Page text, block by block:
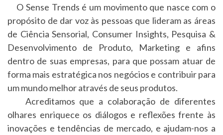
O Sense Trends é um movimento que nasce com o
propósito de dar voz às pessoas que lideram as áreas
de Ciência Sensorial, Consumer Insights, Pesquisa &
Desenvolvimento de Produto, Marketing e afins
dentro de suas empresas, para que possam atuar de
forma mais estratégica nos negócios e contribuir para
um mundo melhor através de seus produtos.
Acreditamos que a colaboração de diferentes
olhares enriquece os diálogos e reflexões frente às
inovações e tendências de mercado, e ajudam-nos a